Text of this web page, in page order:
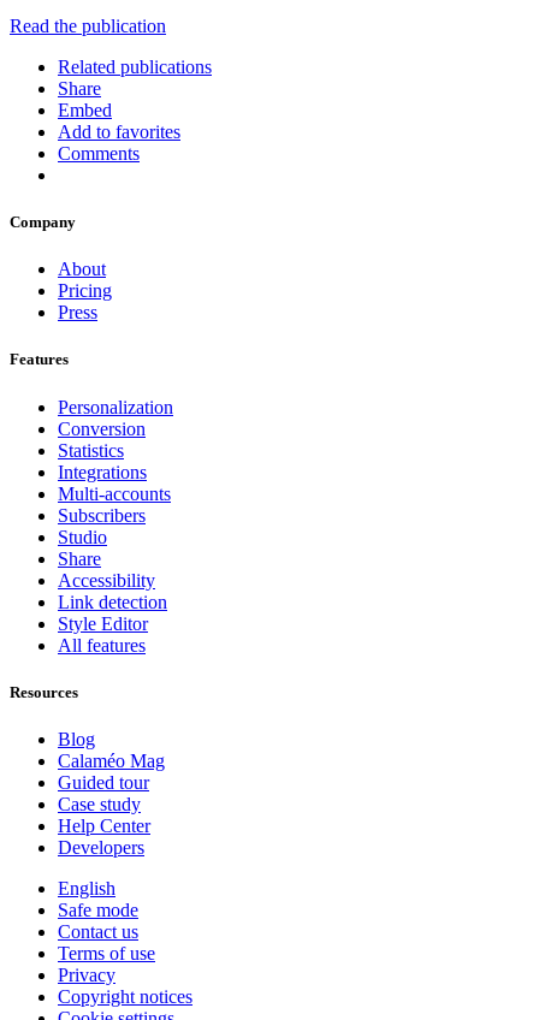
Read the publication
Related publications
Share
Embed
Add to favorites
Comments
Company
About
Pricing
Press
Features
Personalization
Conversion
Statistics
Integrations
Multi-accounts
Subscribers
Studio
Share
Accessibility
Link detection
Style Editor
All features
Resources
Blog
Calaméo Mag
Guided tour
Case study
Help Center
Developers
English
Safe mode
Contact us
Terms of use
Privacy
Copyright notices